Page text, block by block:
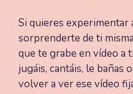
Si quieres
sorprenderte de ti
que te grabe en vídeo a
jugáis, cantáis, le bañas
volver a ver ese vídeo